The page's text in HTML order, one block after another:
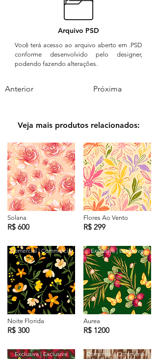
Arquivo PSD
Você terá acesso ao arquivo aberto em .PSD
conforme desenvolvido pelo designer,
podendo fazendo alterações.
Anterior Próxima
Veja mais produtos relacionados:
Exclusiva | Exclusive
Solana
R$ 600
Comercial | Commercial
Noite Florida
R$ 300
Exclusiva | Exclusive
Comercial | Commercial
Flores Ao Vento
R$ 299
Exclusiva | Exclusive
Aurea
R$ 1200
Comercial | Commercial